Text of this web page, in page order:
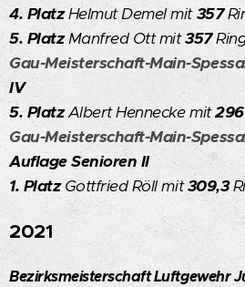
4. PlatzHelmut Demel mit357
5. PlatzManfred Ott mit357
Gau-Meisterschaft-Main-
IV
5. PlatzAlbert Hennecke mit296
Gau-Meisterschaft-Main-
Auflage Senioren II
1. PlatzGottfried Röll mit309,3
2021
Bezirksmeisterschaft Luftgewehr